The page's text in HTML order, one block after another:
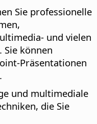
Sie professionelle
und vielen
Sie können
Präsentationen
und multimediale
die Sie